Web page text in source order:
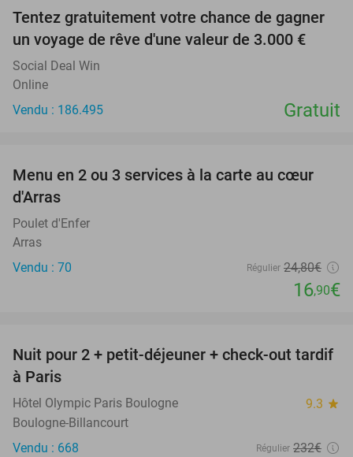
Tentez gratuitement votre chance de gagner
un voyage de rêve d'une valeur de 3.000 €
Social Deal Win
Online
Vendu : 186.495
Gratuit
32%
Menu en 2 ou 3 services à la carte au cœur
d'Arras
Poulet d'Enfer
Arras
Vendu : 70
Régulier 24,80€
16,90€
62%
Nuit pour 2 + petit-déjeuner + check-out tardif
à Paris
Hôtel Olympic Paris Boulogne 9.3 star
Boulogne-Billancourt
Vendu : 668
Régulier 232€